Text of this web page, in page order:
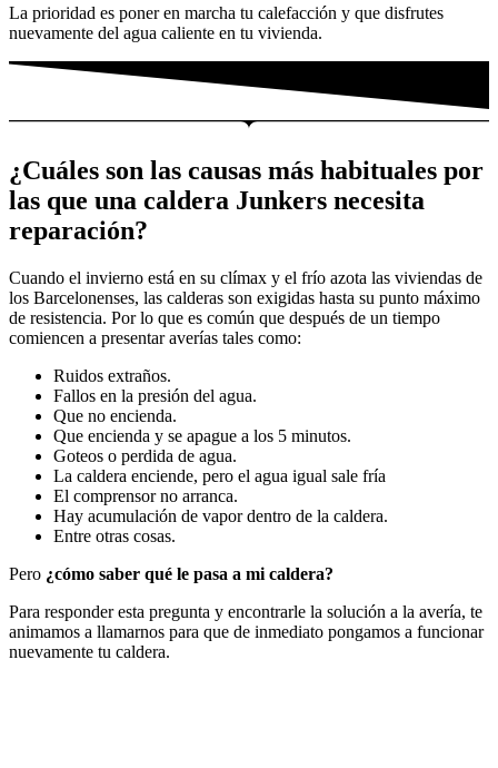
La prioridad es poner en marcha tu calefacción y que disfrutes
nuevamente del agua caliente en tu vivienda.
¿Cuáles son las causas más habituales por
las que una caldera Junkers necesita
reparación?
Cuando el invierno está en su clímax y el frío azota las viviendas de
los Barcelonenses, las calderas son exigidas hasta su punto máximo
de resistencia. Por lo que es común que después de un tiempo
comiencen a presentar averías tales como:
Ruidos extraños.
Fallos en la presión del agua.
Que no encienda.
Que encienda y se apague a los 5 minutos.
Goteos o perdida de agua.
La caldera enciende, pero el agua igual sale fría
El comprensor no arranca.
Hay acumulación de vapor dentro de la caldera.
Entre otras cosas.
Pero ¿cómo saber qué le pasa a mi caldera?
Para responder esta pregunta y encontrarle la solución a la avería, te
animamos a llamarnos para que de inmediato pongamos a funcionar
nuevamente tu caldera.